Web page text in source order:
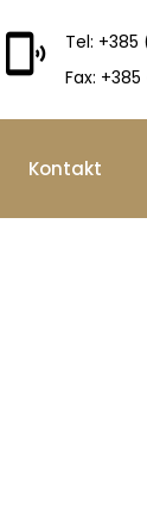
Tel: +385
Fax:
Kontakt